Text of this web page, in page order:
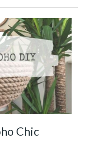
Chic